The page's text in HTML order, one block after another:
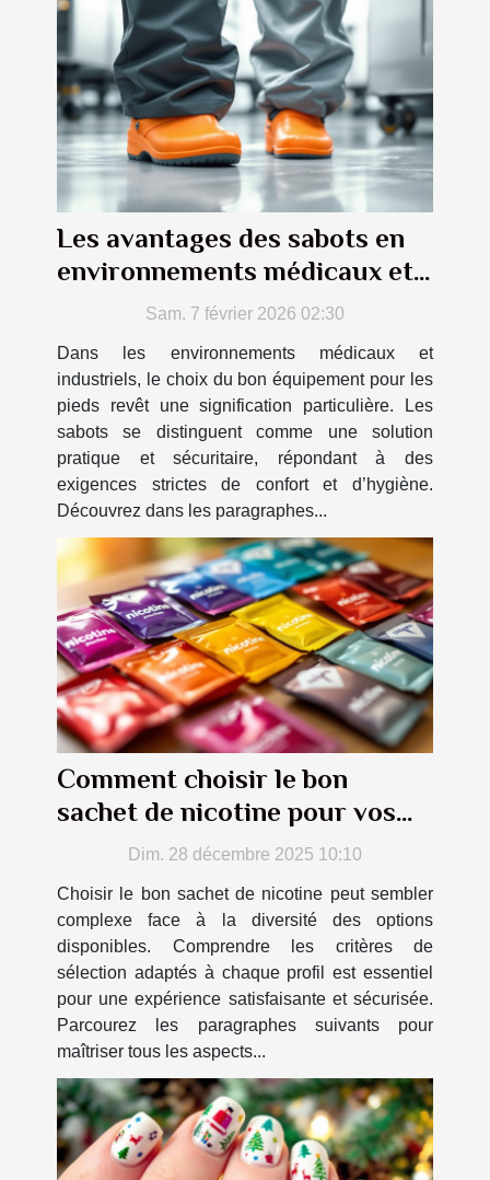
Les avantages des sabots en
environnements médicaux et
industrielsSam. 7 février 2026 02:30
Dans les environnements médicaux et
industriels, le choix du bon équipement pour les
pieds revêt une signification particulière. Les
sabots se distinguent comme une solution
pratique et sécuritaire, répondant à des
exigences strictes de confort et d’hygiène.
Découvrez dans les paragraphes...
Comment choisir le bon
sachet de nicotine pour vos
besoins ?Dim. 28 décembre 2025 10:10
Choisir le bon sachet de nicotine peut sembler
complexe face à la diversité des options
disponibles. Comprendre les critères de
sélection adaptés à chaque profil est essentiel
pour une expérience satisfaisante et sécurisée.
Parcourez les paragraphes suivants pour
maîtriser tous les aspects...